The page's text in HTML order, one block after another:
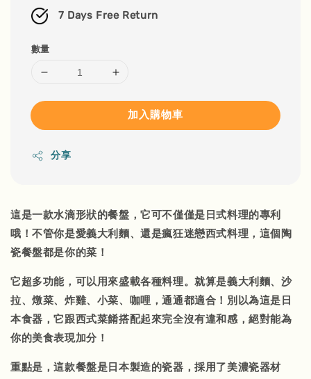
7 Days Free Return
數量
加入購物車
分享
這是一款水滴形狀的餐盤，它可不僅僅是日式料理的專利
哦！不管你是愛義大利麵、還是瘋狂迷戀西式料理，這個陶
瓷餐盤都是你的菜！
它超多功能，可以用來盛載各種料理。就算是義大利麵、沙
拉、燉菜、炸雞、小菜、咖哩，通通都適合！別以為這是日
本食器，它跟西式菜餚搭配起來完全沒有違和感，絕對能為
你的美食表現加分！
重點是，這款餐盤是日本製造的瓷器，採用了美濃瓷器材